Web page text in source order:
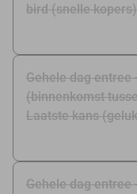
bird (snelle kopers)
Gehele dag entree
(binnenkomst
Laatste kans
Gehele dag entree